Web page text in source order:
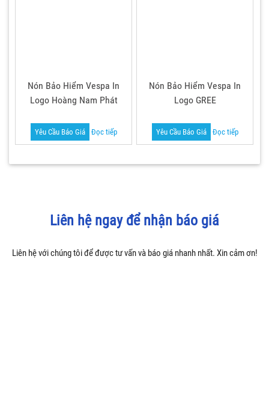
Nón Bảo Hiểm Vespa In
Logo Hoàng Nam Phát
Yêu Cầu Báo Giá Đọc tiếp
Nón Bảo Hiểm Vespa In
Logo GREE
Yêu Cầu Báo Giá Đọc tiếp
Liên hệ ngay để nhận báo giá
Liên hệ với chúng tôi để được tư vấn và báo giá nhanh nhất. Xin cảm ơn!